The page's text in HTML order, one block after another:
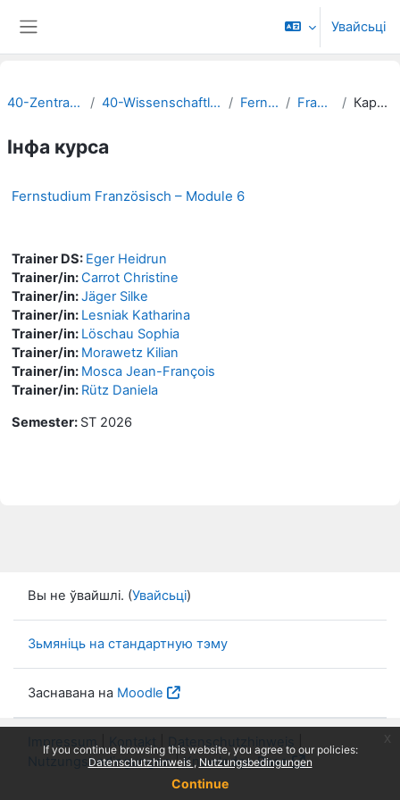
If you continue browsing this website, you agree to our policies:
Datenschutzhinweis
Nutzungsbedingungen
Continue
Увайсьці
40-Zentralverwaltung 40-Wissenschaftliche Weiterbildung Fernstudium Französisch Каротка пра
Інфа курса
Fernstudium Französisch – Module 6
Trainer DS: Eger Heidrun
Trainer/in:Carrot Christine
Trainer/in:Jäger Silke
Trainer/in: Lesniak Katharina
Trainer/in: Löschau Sophia
Trainer/in: Morawetz Kilian
Trainer/in: Mosca Jean-François
Trainer/in: Rütz Daniela
Semester: ST 2026
Вы не ўвайшлі. (Увайсьці)
Зьмяніць на стандартную тэму
Заснавана на Moodle
Impressum Kontakt Datenschutzhinweis
Nutzungsbedingungen|Knowledge Base